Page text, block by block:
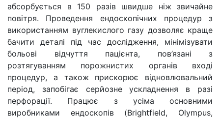
абсорбується в 150 разів швидше ніж звичайне
повітря. Проведення ендоскопічних процедур з
використанням вуглекислого газу дозволяє краще
бачити деталі під час дослідження, мінімізувати
больові відчуття пацієнта, пов’язані з
розтягуванням порожнистих органів вході
процедур, а також прискорює відновлювальний
період, запобігає серйозне ускладнення в разі
перфорації. Працює з усіма основними
виробниками ендоскопів (Brightfield, Olympus,